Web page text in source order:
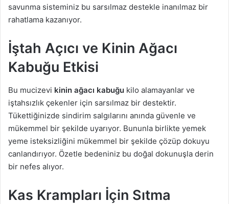
savunma sisteminiz bu sarsılmaz destekle inanılmaz bir
rahatlama kazanıyor.
İştah Açıcı ve Kinin Ağacı
Kabuğu Etkisi
Bu mucizevi kinin ağacı kabuğu kilo alamayanlar ve
iştahsızlık çekenler için sarsılmaz bir destektir.
Tükettiğinizde sindirim salgılarını anında güvenle ve
mükemmel bir şekilde uyarıyor. Bununla birlikte yemek
yeme isteksizliğini mükemmel bir şekilde çözüp dokuyu
canlandırıyor. Özetle bedeniniz bu doğal dokunuşla derin
bir nefes alıyor.
Kas Krampları İçin Sıtma